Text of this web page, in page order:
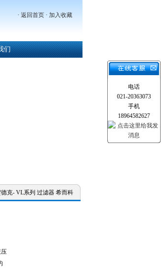
· 返回首页 · 加入收藏
们
德克- VL系列 过滤器 希而科
电话
021-20363073
手机
18964582627